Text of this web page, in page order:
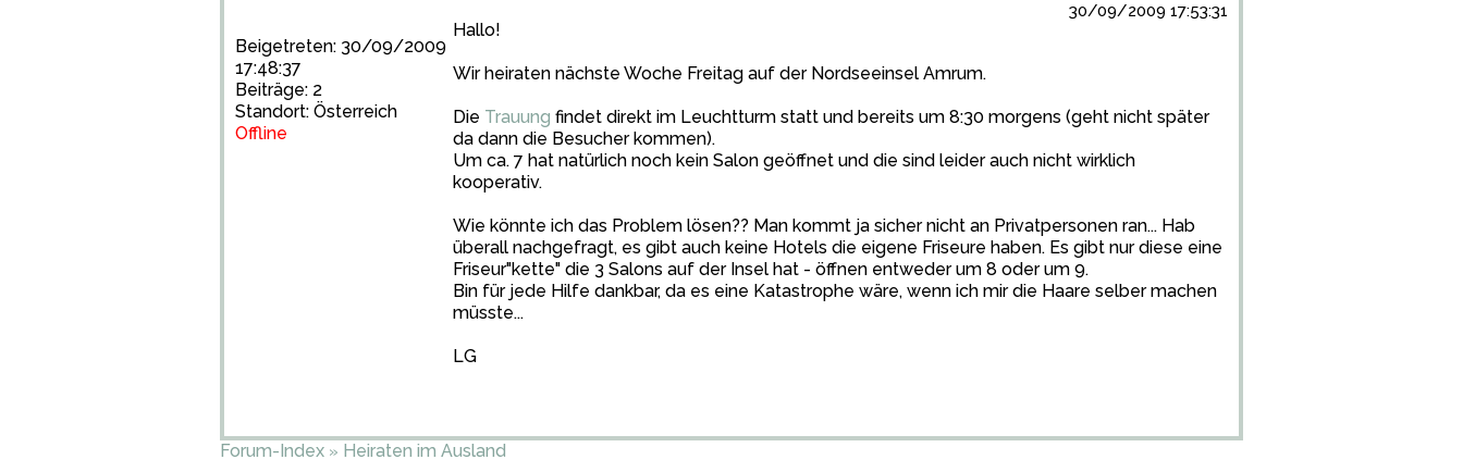
Beigetreten: 30/09/2009
17:48:37
Beiträge: 2
Standort: Österreich
Offline
30/09/2009 17:53:31
Hallo!
Wir heiraten nächste Woche Freitag auf der Nordseeinsel Amrum.
Die Trauung findet direkt im Leuchtturm statt und bereits um 8:30 morgens (geht nicht später
da dann die Besucher kommen).
Um ca. 7 hat natürlich noch kein Salon geöffnet und die sind leider auch nicht wirklich
kooperativ.
Wie könnte ich das Problem lösen?? Man kommt ja sicher nicht an Privatpersonen ran... Hab
überall nachgefragt, es gibt auch keine Hotels die eigene Friseure haben. Es gibt nur diese eine
Friseur"kette" die 3 Salons auf der Insel hat - öffnen entweder um 8 oder um 9.
Bin für jede Hilfe dankbar, da es eine Katastrophe wäre, wenn ich mir die Haare selber machen
müsste...
LG
Forum-Index » Heiraten im Ausland